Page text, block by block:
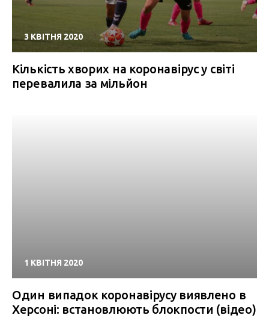
3 КВІТНЯ 2020
Кількість хворих на коронавірус у світі
перевалила за мільйон
1 КВІТНЯ 2020
Один випадок коронавірусу виявлено в
Херсоні: встановлюють блокпости (відео)